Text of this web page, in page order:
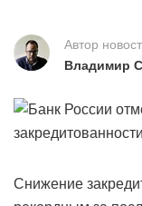
Автор
Владимир
Снижение